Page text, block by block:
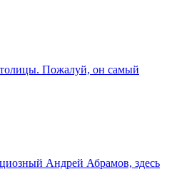
Пожалуй, он самый
Андрей Абрамов, здесь